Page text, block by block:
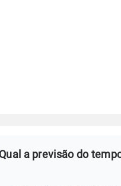
Qual a previsão do